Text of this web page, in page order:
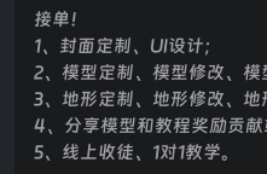
接单！
1、封面定制、UI设计；
2、模型定制、模型修改、模
3、地形定制、地形修改、地
4、分享模型和教程奖励贡献
5、线上收徒、1对1教学。